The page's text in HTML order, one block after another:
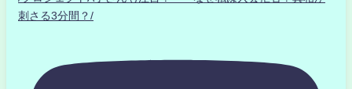
刺さる3分間？/